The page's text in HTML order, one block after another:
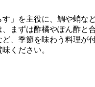
」を主役に、鯛や蛸
まずは酢橘やぽん酢
、季節を味わう料理
ください。